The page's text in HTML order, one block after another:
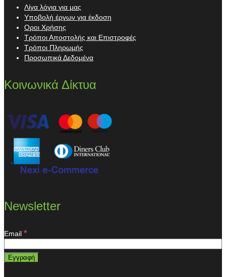
Λίγα λόγια για μας
Υποβολή έργων για έκδοση
Οροι Χρήσης
Τρόποι Αποστολής και Επιστροφές
Τρόποι Πληρωμής
Προσωπικά Δεδομένα
Κοινωνικά Δίκτυα
Newsletter
Email *